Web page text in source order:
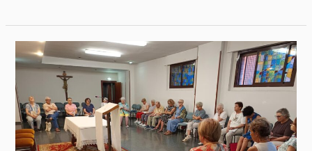
DEK
(ALCALÁ
DE
HENARES)